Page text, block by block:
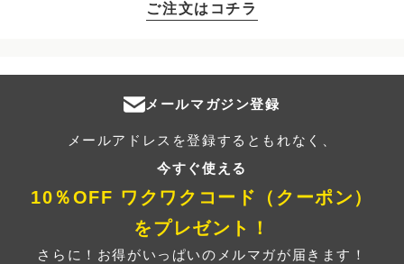
ご注文はコチラ
メールマガジン登録
メールアドレスを登録するともれなく、
今すぐ使える
10％OFF ワクワクコード（クーポン）
をプレゼント！
さらに！お得がいっぱいのメルマガが届きます！